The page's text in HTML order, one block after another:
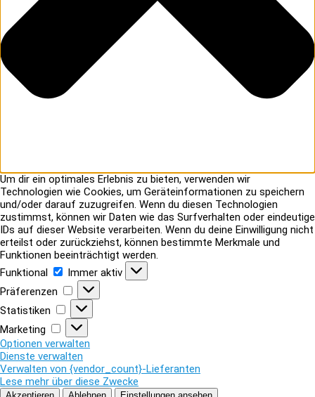
Um dir ein optimales Erlebnis zu bieten, verwenden wir
Technologien wie Cookies, um Geräteinformationen zu speichern
und/oder darauf zuzugreifen. Wenn du diesen Technologien
zustimmst, können wir Daten wie das Surfverhalten oder eindeutige
IDs auf dieser Website verarbeiten. Wenn du deine Einwilligung nicht
erteilst oder zurückziehst, können bestimmte Merkmale und
Funktionen beeinträchtigt werden.
Funktional
Funktional
Immer aktiv
Präferenzen
Präferenzen
Statistiken
Statistiken
Marketing
Marketing
Optionen verwalten
Dienste verwalten
Verwalten von {vendor_count}-Lieferanten
Lese mehr über diese Zwecke